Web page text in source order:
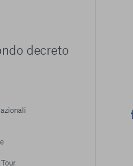
decreto